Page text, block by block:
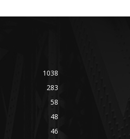
1038
283
58
48
46